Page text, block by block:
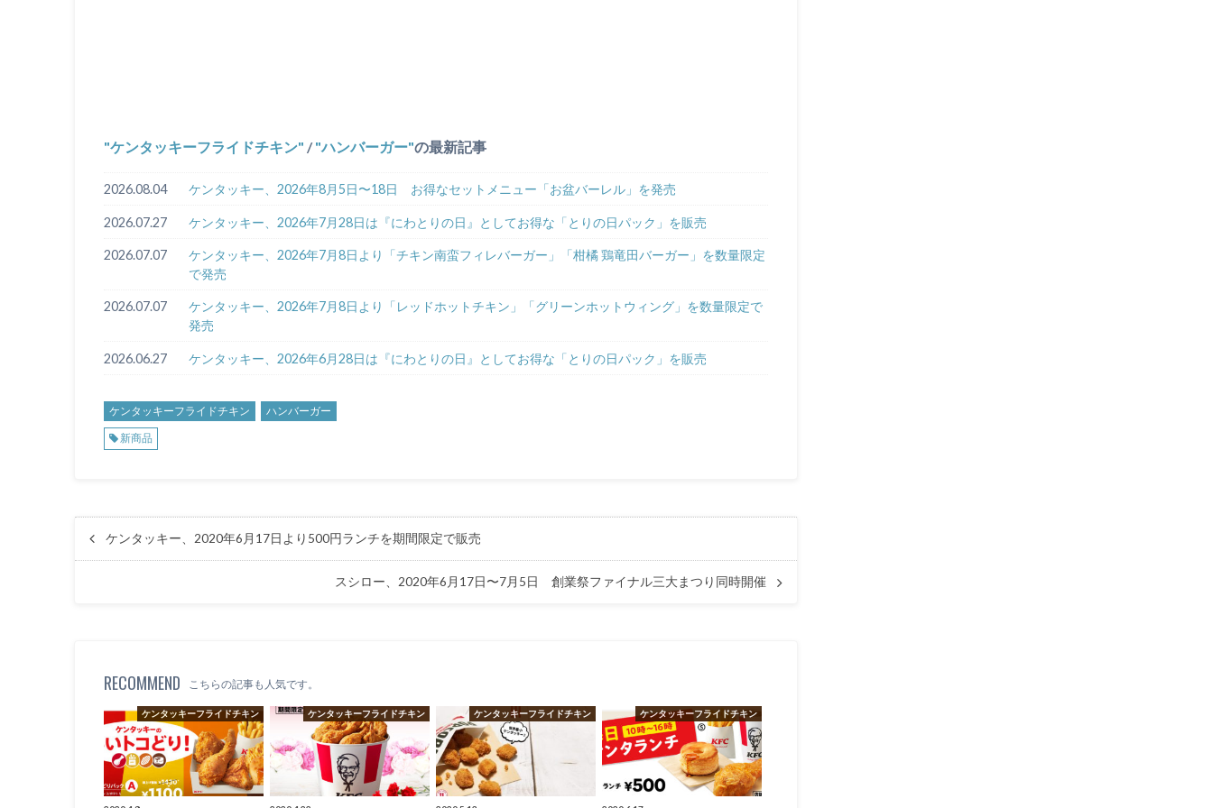
ケンタッキーフライドチキン / ハンバーガー の最新記事
2026.08.04 ケンタッキー、2026年8月5日〜18日 お得なセットメニュー「お盆バーレル」を発売
2026.07.27 ケンタッキー、2026年7月28日は『にわとりの日』としてお得な「とりの日パック」を販売
2026.07.07
ケンタッキー、2026年7月8日より「チキン南蛮フィレバーガー」「柑橘 鶏竜田バーガー」を数量限定
で発売
2026.07.07
ケンタッキー、2026年7月8日より「レッドホットチキン」「グリーンホットウィング」を数量限定で
発売
2026.06.27 ケンタッキー、2026年6月28日は『にわとりの日』としてお得な「とりの日パック」を販売
ケンタッキーフライドチキン
ハンバーガー
新商品
ケンタッキー、2020年6月17日より500円ランチを期間限定で販売
スシロー、2020年6月17日〜7月5日 創業祭ファイナル三大まつり同時開催
RECOMMEND こちらの記事も人気です。
ケンタッキーフライドチキン ケンタッキーフライドチキン ケンタッキーフライドチキン ケンタッキーフライドチキン